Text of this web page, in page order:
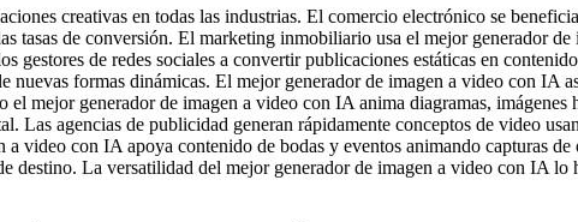
creativas en todas las industrias. El comercio electrónico se
tasas de conversión. El marketing inmobiliario usa el mejor generador
de redes sociales a convertir publicaciones estáticas en
formas dinámicas. El mejor generador de imagen a video con IA
mejor generador de imagen a video con IA anima diagramas,
agencias de publicidad generan rápidamente conceptos de video
video con IA apoya contenido de bodas y eventos animando capturas
destino. La versatilidad del mejor generador de imagen a video con IA lo